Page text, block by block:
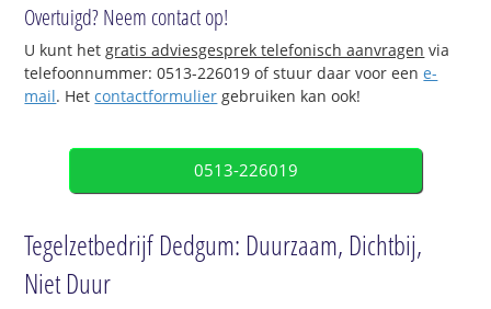
Overtuigd? Neem contact op!
U kunt hetgratis adviesgesprek telefonisch aanvragen via
telefoonnummer: 0513-226019 of stuur daar voor eene-
mail. Hetcontactformulier gebruiken kan ook!
0513-226019
Tegelzetbedrijf Dedgum: Duurzaam, Dichtbij,
Niet Duur